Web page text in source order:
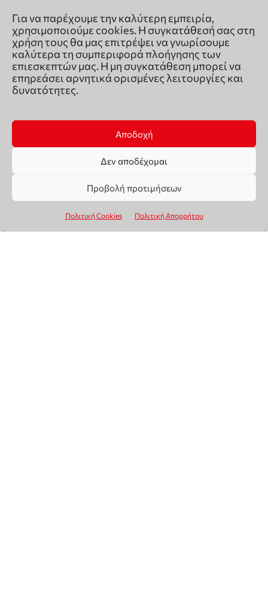
Για να παρέχουμε την καλύτερη εμπειρία,
χρησιμοποιούμε cookies. Η συγκατάθεσή σας στη
χρήση τους θα μας επιτρέψει να γνωρίσουμε
καλύτερα τη συμπεριφορά πλοήγησης των
επιεσκεπτών μας. Η μη συγκατάθεση μπορεί να
επηρεάσει αρνητικά ορισμένες λειτουργίες και
δυνατότητες.
Αποδοχή
Δεν αποδέχομαι
Προβολή προτιμήσεων
Πολιτική Cookies Πολιτική Απορρήτου